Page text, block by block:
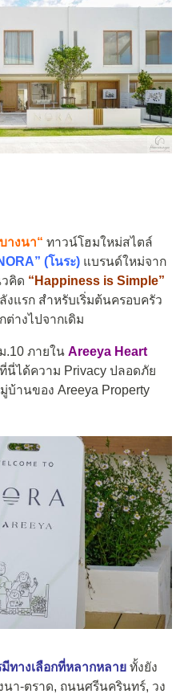
างนา“ ทาวน์โฮมใหม่สไตล์
(โนระ) แบรนด์ใหม่จาก
คิด “Happiness is Simple”
แรก สำหรับเริ่มต้นครอบครัว
างไปจากเดิม
.10 ภายใน Areeya Heart
นี่ได้ความ Privacy ปลอดภัย
านของ Areeya Property
มีทางเลือกที่หลากหลาย ทั้งยัง
นา-ตราด, ถนนศรีนครินทร์, วง